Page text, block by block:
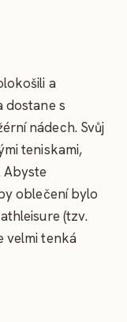
a
dostane s
nádech. Svůj
teniskami,
Abyste
oblečení bylo
(tzv.
velmi tenká